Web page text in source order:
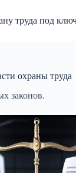
труда под
охраны труда
законов.